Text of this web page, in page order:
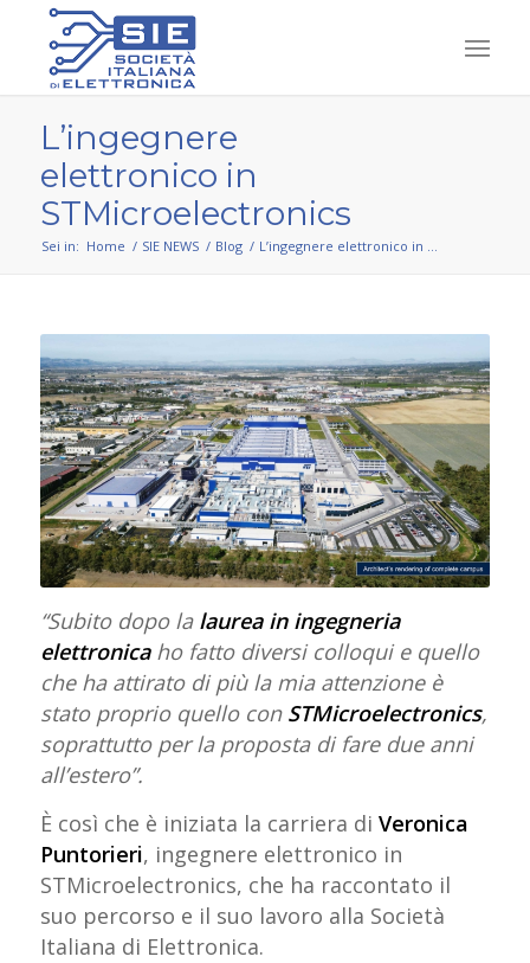
L’ingegnere
elettronico in
STMicroelectronics
Sei in: Home / SIE NEWS / Blog / L’ingegnere elettronico in STMicroelectronics
“Subito dopo la laurea in ingegneria
elettronicaho fatto diversi colloqui e quello
che ha attirato di più la mia attenzione è
stato proprio quello con STMicroelectronics,
soprattutto per la proposta di fare due anni
all’estero”.
È così che è iniziata la carriera di Veronica
Puntorieri, ingegnere elettronico in
STMicroelectronics, che ha raccontato il
suo percorso e il suo lavoro alla Società
Italiana di Elettronica.